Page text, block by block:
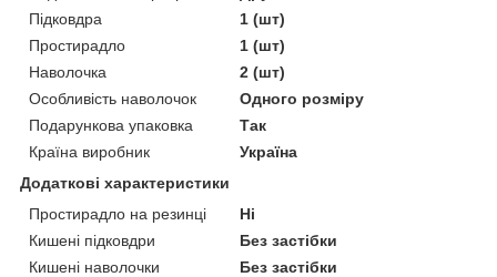
Підковдра
1 (шт)
Простирадло
1 (шт)
Наволочка
2 (шт)
Особливість наволочок
Одного розміру
Подарункова упаковка
Так
Країна виробник
Україна
Додаткові характеристики
Простирадло на резинці
Ні
Кишені підковдри
Без застібки
Кишені наволочки
Без застібки